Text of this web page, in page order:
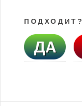
ПОДХОДИТ?